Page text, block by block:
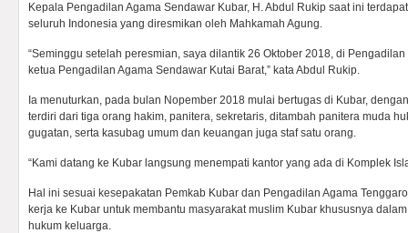
Kepala Pengadilan Agama Sendawar Kubar, H. Abdul Rukip saat ini
seluruh Indonesia yang diresmikan oleh Mahkamah Agung.
“Seminggu setelah peresmian, saya dilantik 26 Oktober 2018, di
ketua Pengadilan Agama Sendawar Kutai Barat,” kata Abdul Rukip.
Ia menuturkan, pada bulan Nopember 2018 mulai bertugas di Kubar,
terdiri dari tiga orang hakim, panitera, sekretaris, ditambah panitera muda
gugatan, serta kasubag umum dan keuangan juga staf satu orang.
“Kami datang ke Kubar langsung menempati kantor yang ada di Komplek
Hal ini sesuai kesepakatan Pemkab Kubar dan Pengadilan Agama
kerja ke Kubar untuk membantu masyarakat muslim Kubar khususnya
hukum keluarga.